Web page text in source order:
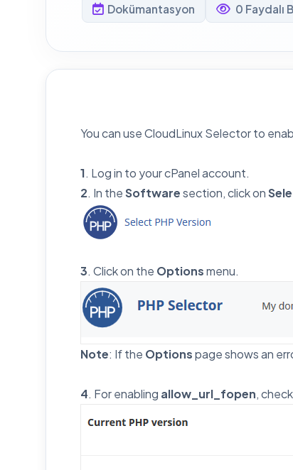
Dokümantasyon 0 Faydalı
You can use CloudLinux Selector to
1. Log in to your cPanel account.
2. In theSoftwaresection, click on
3. Click on the Optionsmenu.
Note: If the Optionspage shows an
4. For enabling allow_url_fopen,